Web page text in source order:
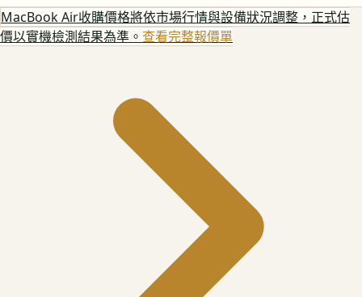
MacBook Air收購價格將依市場行情與設備狀況調整，正式估
價以實機檢測結果為準。 查看完整報價單